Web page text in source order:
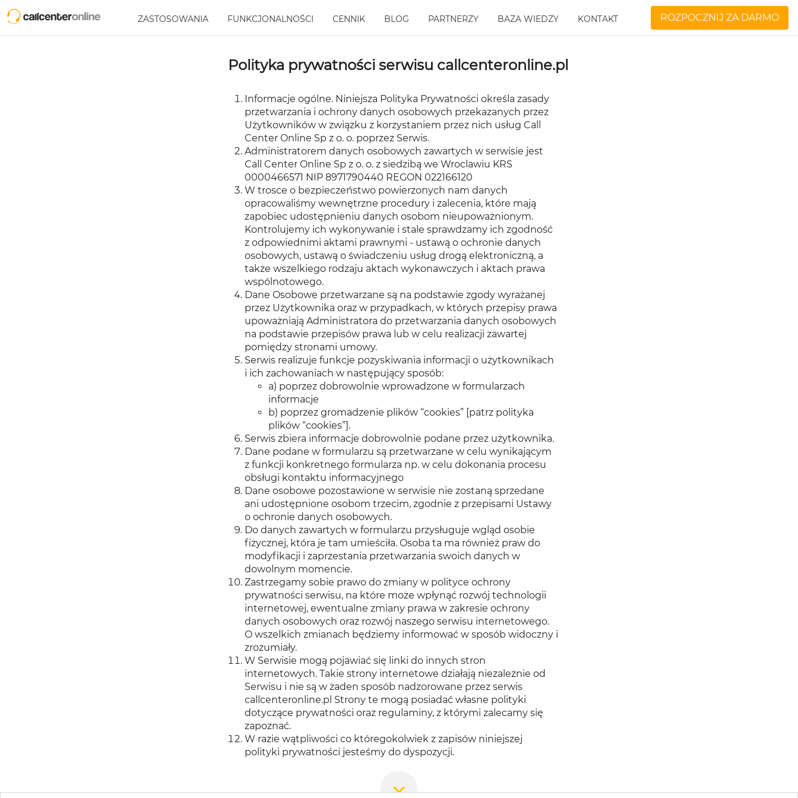
ZASTOSOWANIA FUNKCJONALNOŚCI CENNIK BLOG PARTNERZY BAZA WIEDZY KONTAKT ROZPOCZNIJ ZA DARMO
Polityka prywatności serwisu callcenteronline.pl
Informacje ogólne. Niniejsza Polityka Prywatności określa zasady
przetwarzania i ochrony danych osobowych przekazanych przez
Użytkowników w związku z korzystaniem przez nich usług Call
Center Online Sp z o. o. poprzez Serwis.
Administratorem danych osobowych zawartych w serwisie jest
Call Center Online Sp z o. o. z siedzibą we Wroclawiu KRS
0000466571 NIP 8971790440 REGON 022166120
W trosce o bezpieczeństwo powierzonych nam danych
opracowaliśmy wewnętrzne procedury i zalecenia, które mają
zapobiec udostępnieniu danych osobom nieupoważnionym.
Kontrolujemy ich wykonywanie i stale sprawdzamy ich zgodność
z odpowiednimi aktami prawnymi - ustawą o ochronie danych
osobowych, ustawą o świadczeniu usług drogą elektroniczną, a
także wszelkiego rodzaju aktach wykonawczych i aktach prawa
wspólnotowego.
Dane Osobowe przetwarzane są na podstawie zgody wyrażanej
przez Użytkownika oraz w przypadkach, w których przepisy prawa
upoważniają Administratora do przetwarzania danych osobowych
na podstawie przepisów prawa lub w celu realizacji zawartej
pomiędzy stronami umowy.
Serwis realizuje funkcje pozyskiwania informacji o użytkownikach
i ich zachowaniach w następujący sposób:
a) poprzez dobrowolnie wprowadzone w formularzach
informacje
b) poprzez gromadzenie plików “cookies” [patrz polityka
plików “cookies”].
Serwis zbiera informacje dobrowolnie podane przez użytkownika.
Dane podane w formularzu są przetwarzane w celu wynikającym
z funkcji konkretnego formularza np. w celu dokonania procesu
obsługi kontaktu informacyjnego
Dane osobowe pozostawione w serwisie nie zostaną sprzedane
ani udostępnione osobom trzecim, zgodnie z przepisami Ustawy
o ochronie danych osobowych.
Do danych zawartych w formularzu przysługuje wgląd osobie
fizycznej, która je tam umieściła. Osoba ta ma również praw do
modyfikacji i zaprzestania przetwarzania swoich danych w
dowolnym momencie.
Zastrzegamy sobie prawo do zmiany w polityce ochrony
prywatności serwisu, na które może wpłynąć rozwój technologii
internetowej, ewentualne zmiany prawa w zakresie ochrony
danych osobowych oraz rozwój naszego serwisu internetowego.
O wszelkich zmianach będziemy informować w sposób widoczny i
zrozumiały.
W Serwisie mogą pojawiać się linki do innych stron
internetowych. Takie strony internetowe działają niezależnie od
Serwisu i nie są w żaden sposób nadzorowane przez serwis
callcenteronline.pl Strony te mogą posiadać własne polityki
dotyczące prywatności oraz regulaminy, z którymi zalecamy się
zapoznać.
W razie wątpliwości co któregokolwiek z zapisów niniejszej
polityki prywatności jesteśmy do dyspozycji.